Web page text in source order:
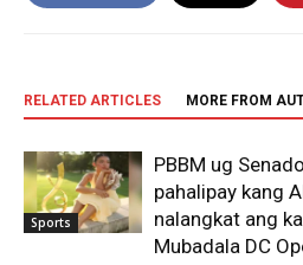
RELATED ARTICLES MORE FROM
Sports
PBBM ug
pahalipay kang
nalangkat ang
Mubadala DC